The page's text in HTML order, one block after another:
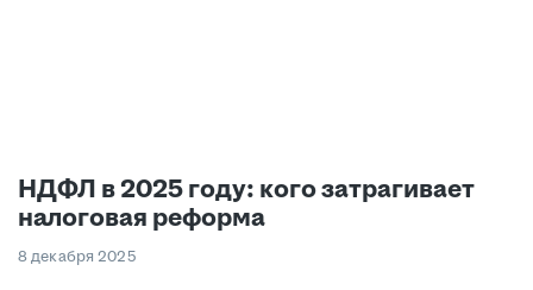
НДФЛ в 2025 году: кого затрагивает
налоговая реформа
8 декабря 2025